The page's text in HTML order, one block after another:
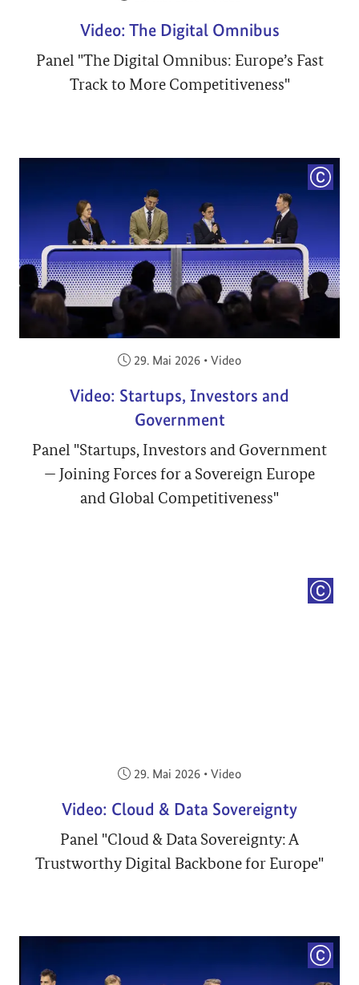
Video: The Digital Omnibus
Panel "The Digital Omnibus: Europe’s Fast
Track to More Competitiveness"
Veröffentlicht am:
29. Mai 2026 • Video
Video: Startups, Investors and
Government
Panel "Startups, Investors and Government
— Joining Forces for a Sovereign Europe
and Global Competitiveness"
Veröffentlicht am:
29. Mai 2026 • Video
Video: Cloud & Data Sovereignty
Panel "Cloud & Data Sovereignty: A
Trustworthy Digital Backbone for Europe"